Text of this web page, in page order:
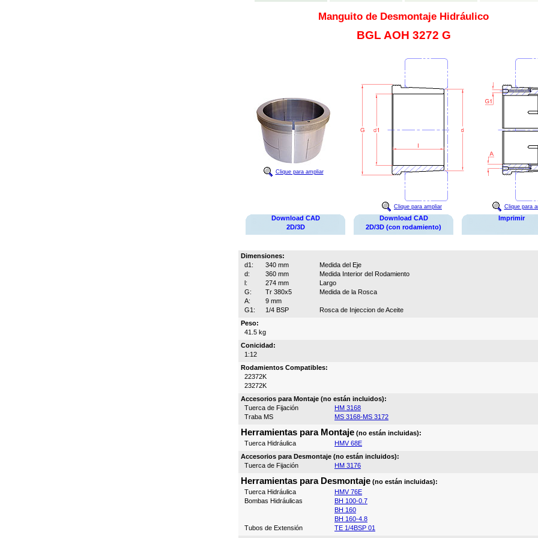
Manguito de Desmontaje Hidráulico
BGL AOH 3272 G
Clique para ampliar
Clique para ampliar Clique para
Download CAD
2D/3D
Download CAD
2D/3D (con rodamiento)
Imprimir
Dimensiones:
d1:
340 mm
Medida del Eje
d:
360 mm
Medida Interior del Rodamiento
l:
274 mm
Largo
G:
Tr 380x5
Medida de la Rosca
A:
9 mm
G1:
1/4 BSP
Rosca de Injeccion de Aceite
Peso:
41.5 kg
Conicidad:
1:12
Rodamientos Compatibles:
22372K
23272K
Accesorios para Montaje (no están incluidos):
Tuerca de Fijación
HM 3168
Traba MS
MS 3168-MS 3172
Herramientas para Montaje (no están incluidas):
Tuerca Hidráulica
HMV 68E
Accesorios para Desmontaje (no están incluidos):
Tuerca de Fijación
HM 3176
Herramientas para Desmontaje (no están incluidas):
Tuerca Hidráulica
HMV 76E
Bombas Hidráulicas
BH 100-0.7
BH 160
BH 160-4.8
Tubos de Extensión
TE 1/4BSP 01